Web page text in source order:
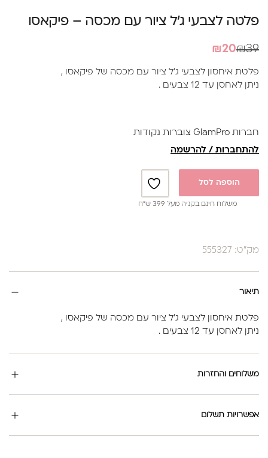
פלטה לצבעי ג'ל ציור עם מכסה – פיקאסו
₪39
המחיר
היה:
₪20
המחיר
הוא:
פלטת איחסון לצבעי ג'ל ציור עם מכסה של פיקאסו ,
ניתן לאחסן עד 12 צבעים .
חברות GlamPro צוברות נקודות
להתחברות / להרשמה
הוספה לסל
משלוח חינם בקניה מעל 399 ש”ח
מק"ט: 555327
תיאור
פלטת איחסון לצבעי ג'ל ציור עם מכסה של פיקאסו ,
ניתן לאחסן עד 12 צבעים .
משלוחים והחזרות
אפשרויות תשלום